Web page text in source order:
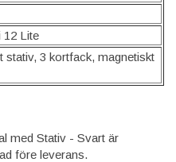
12 Lite
stativ, 3 kortfack, magnetiskt
med Stativ - Svart är
före leverans.